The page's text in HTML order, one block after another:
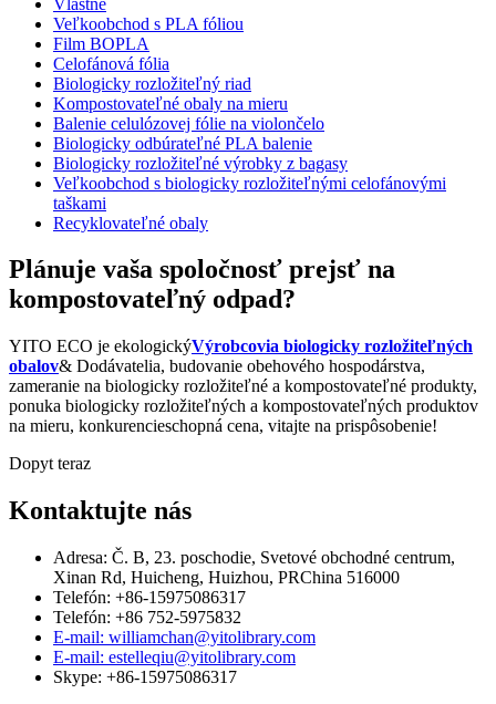
Veľkoobchod s PLA fóliou
Film BOPLA
Celofánová fólia
Biologicky rozložiteľný riad
Kompostovateľné obaly na mieru
Balenie celulózovej fólie na violončelo
Biologicky odbúrateľné PLA balenie
Biologicky rozložiteľné výrobky z bagasy
Veľkoobchod s biologicky rozložiteľnými celofánovými
taškami
Recyklovateľné obaly
Plánuje vaša spoločnosť prejsť na
kompostovateľný odpad?
YITO ECO je ekologickýVýrobcovia biologicky rozložiteľných
obalov& Dodávatelia, budovanie obehového hospodárstva,
zameranie na biologicky rozložiteľné a kompostovateľné produkty,
ponuka biologicky rozložiteľných a kompostovateľných produktov
na mieru, konkurencieschopná cena, vitajte na prispôsobenie!
Dopyt teraz
Kontaktujte nás
Adresa: Č. B, 23. poschodie, Svetové obchodné centrum,
Xinan Rd, Huicheng, Huizhou, PRChina 516000
Telefón: +86-15975086317
Telefón: +86 752-5975832
E-mail: williamchan@yitolibrary.com
E-mail: estelleqiu@yitolibrary.com
Skype: +86-15975086317